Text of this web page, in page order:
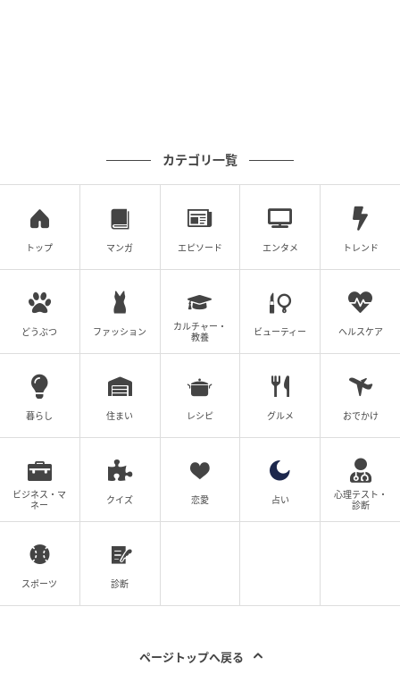
カテゴリ一覧
トップ マンガ エピソード エンタメ トレンド
どうぶつ ファッション
カルチャー・
教養
ビューティー ヘルスケア
暮らし 住まい レシピ グルメ おでかけ
ビジネス・マ
ネー
クイズ 恋愛 占い
心理テスト・
診断
スポーツ 診断
ページトップへ戻る